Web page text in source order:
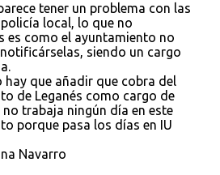
tener un problema con las
local, lo que no
es como el ayuntamiento no
siendo un cargo
que añadir que cobra del
de Leganés como cargo de
trabaja ningún día en este
porque pasa los días en IU
Navarro